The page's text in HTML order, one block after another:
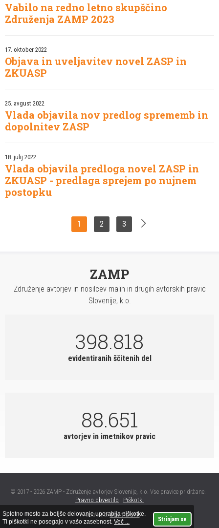
Vabilo na redno letno skupščino
Združenja ZAMP 2023
17. oktober 2022
Objava in uveljavitev novel ZASP in
ZKUASP
25. avgust 2022
Vlada objavila nov predlog sprememb in
dopolnitev ZASP
18. julij 2022
Vlada objavila predloga novel ZASP in
ZKUASP - predlaga sprejem po nujnem
postopku
1 2 3 >
ZAMP
Združenje avtorjev in nosilcev malih in drugih avtorskih pravic
Slovenije, k.o.
398.818
evidentiranih ščitenih del
88.651
avtorjev in imetnikov pravic
© 2017 - 2026 ZAMP - Združenje avtorjev Slovenije, k.o. Vse pravice pridržane. |
Pravno obvestilo | Piškotki
Produkcija:boomerank
Spletno mesto za boljše delovanje uporablja piškotke.
Ti piškotki ne posegajo v vašo zasebnost. Več ... Strinjam se